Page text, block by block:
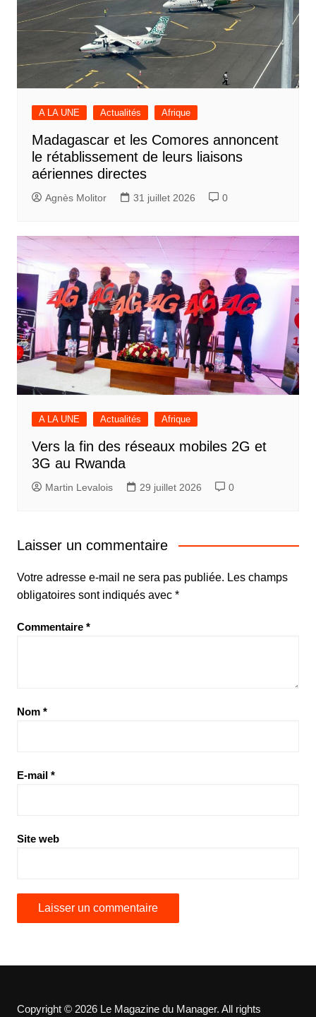
A LA UNE Actualités Afrique
Madagascar et les Comores annoncent
le rétablissement de leurs liaisons
aériennes directes
Agnès Molitor 31 juillet 2026 0
A LA UNE Actualités Afrique
Vers la fin des réseaux mobiles 2G et
3G au Rwanda
Martin Levalois 29 juillet 2026 0
Laisser un commentaire
Votre adresse e-mail ne sera pas publiée. Les champs
obligatoires sont indiqués avec *
Commentaire *
Nom *
E-mail *
Site web
Copyright © 2026 Le Magazine du Manager. All rights